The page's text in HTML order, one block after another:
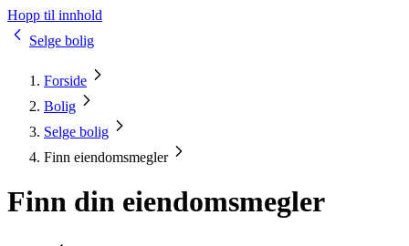
Hopp til innhold
Selge bolig
Forside
Bolig
Selge bolig
Finn eiendomsmegler
Finn din eiendomsmegler